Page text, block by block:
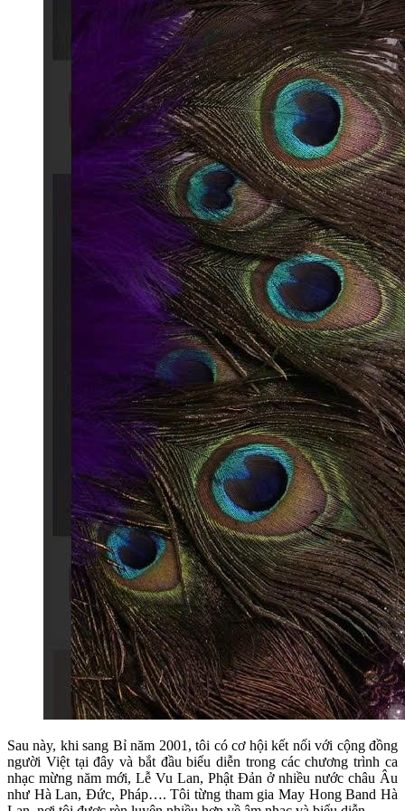
Sau này, khi sang Bỉ năm 2001, tôi có cơ hội kết nối với cộng đồng
người Việt tại đây và bắt đầu biểu diễn trong các chương trình ca
nhạc mừng năm mới, Lễ Vu Lan, Phật Đản ở nhiều nước châu Âu
như Hà Lan, Đức, Pháp…. Tôi từng tham gia May Hong Band Hà